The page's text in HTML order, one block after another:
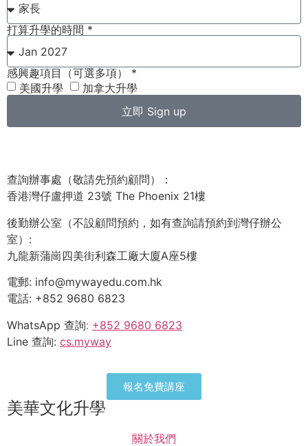
打算升學的時間 *
感興趣項目（可選多項） *
美國升學
加拿大升學
立即 Sign up
查詢辦事處（敬請先預約顧問）：
香港灣仔盧押道 23號 The Phoenix 21樓
後勤辦公室（不設顧問預約，如有查詢請預約到灣仔辦公
室）:
九龍新蒲崗四美街利森工廠大廈A座5樓
電郵: info@mywayedu.com.hk
電話: +852 9680 6823
WhatsApp 查詢: +852 9680 6823
Line 查詢: cs.myway
報名免費講座
美華文化升學
關於我們